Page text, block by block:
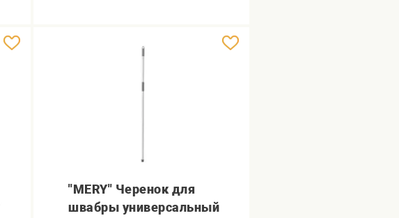
"MERY" Черенок для
швабры универсальный